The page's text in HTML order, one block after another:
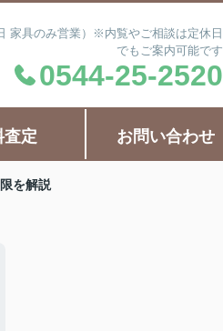
家具のみ営業）※内覧やご相談は定休日
でもご案内可能です
0544-25-2520
査定 お問い合わせ
を解説